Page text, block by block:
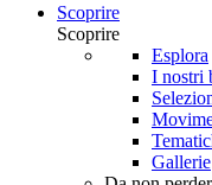
Scoprire
Scoprire
Esplora
I nostri
Gallerie